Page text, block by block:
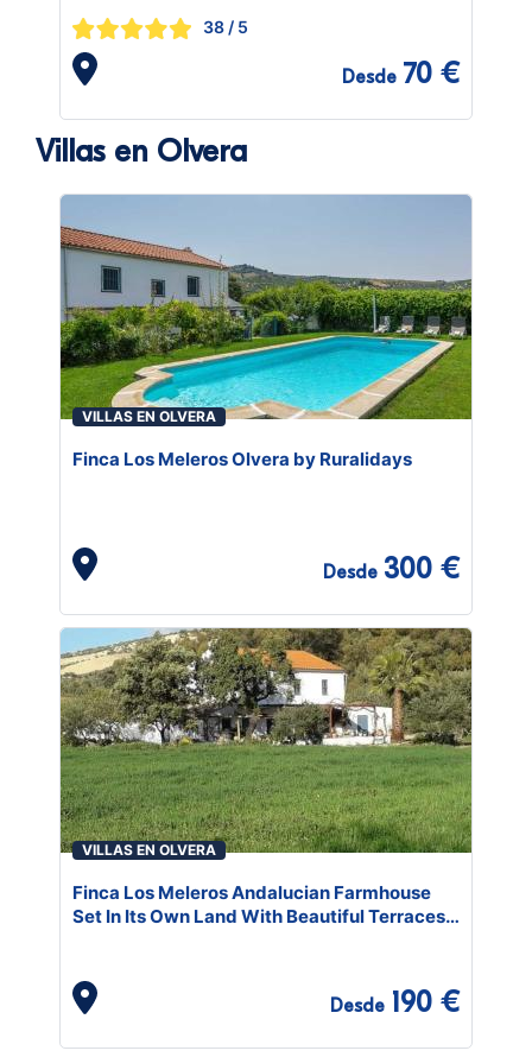
38 / 5
Desde 70 €
Villas en Olvera
VILLAS EN OLVERA
Finca Los Meleros Olvera by Ruralidays
Desde 300 €
VILLAS EN OLVERA
Finca Los Meleros Andalucian Farmhouse
Set In Its Own Land With Beautiful Terraces,
Desde 190 €